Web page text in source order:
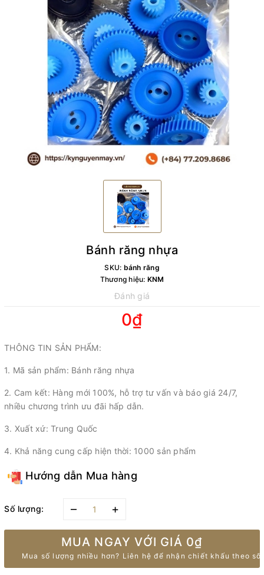
Bánh răng nhựa
SKU: bánh răng
Thương hiệu: KNM
Đánh giá
0₫
THÔNG TIN SẢN PHẨM:
1. Mã sản phẩm: Bánh răng nhựa
2. Cam kết: Hàng mới 100%, hỗ trợ tư vấn và báo giá 24/7,
nhiều chương trình ưu đãi hấp dẫn.
3. Xuất xứ: Trung Quốc
4. Khả năng cung cấp hiện thời: 1000 sản phẩm
Hướng dẫn Mua hàng
Số lượng: – +
MUA NGAY VỚI GIÁ 0₫
Mua số lượng nhiều hơn? Liên hệ để nhận chiết khấu theo số